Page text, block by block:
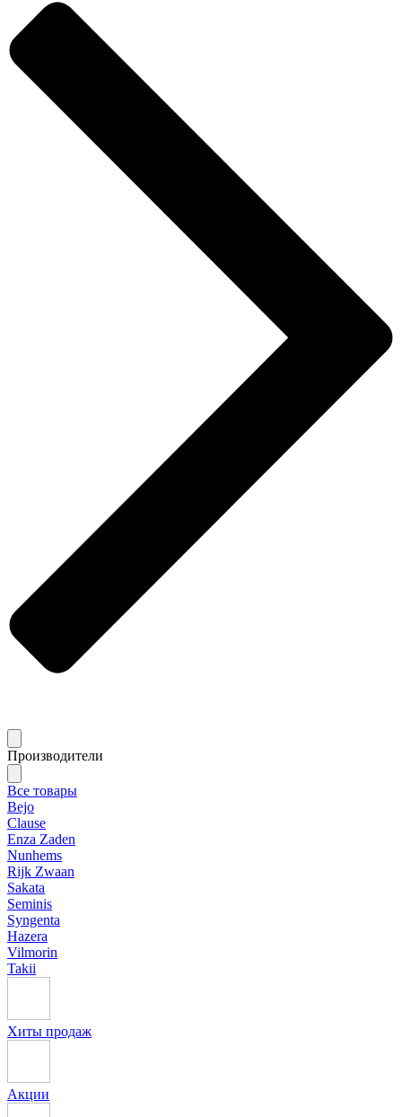
Производители
Все товары
Bejo
Clause
Enza Zaden
Nunhems
Rijk Zwaan
Sakata
Seminis
Syngenta
Hazera
Vilmorin
Takii
Хиты продаж
Акции